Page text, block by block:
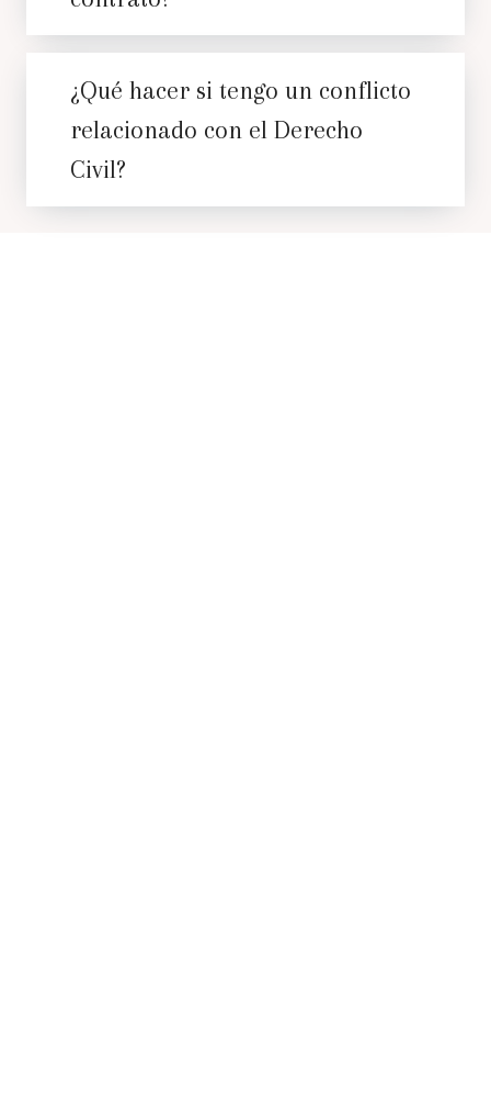
¿Qué hacer si tengo un conflicto
relacionado con el Derecho
Civil?